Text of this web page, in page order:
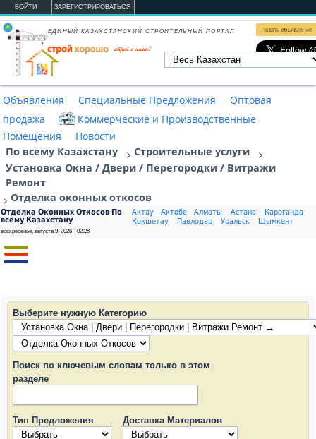
Перейти к основному содержанию
ВОЙТИ ЗАРЕГИСТРИРОВАТЬСЯ
ЕДИНЫЙ КАЗАХСТАНСКИЙ СТРОИТЕЛЬНЫЙ ПОРТАЛ
Объявления Специальные Предложения
Оптовая
продажа
Коммерческие и Производственные
Помещения
Новости
По всему Казахстану
> Строительные услуги
>
Установка Окна / Двери / Перегородки / Витражи
Ремонт
> Отделка oконных oткосов
Отделка Oконных Oткосов По
всему Казахстану
Актау Актобе Алматы Астана
Караганда
Кокшетау
Павлодар Уральск Шымкент
воскресенье, августа 9, 2026 - 02:28
Выберите нужную Категорию
Поиск по ключевым словам только в этом
разделе
Тип Предложения Доставка Материалов